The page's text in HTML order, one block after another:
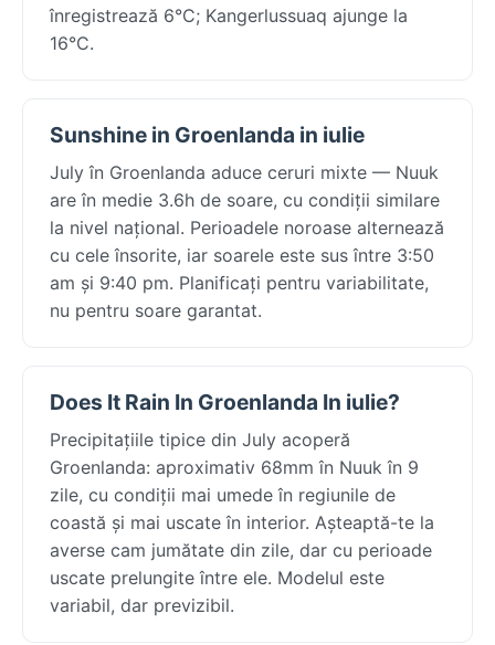
înregistrează 6°C; Kangerlussuaq ajunge la
16°C.
Sunshine in Groenlanda in iulie
July în Groenlanda aduce ceruri mixte — Nuuk
are în medie 3.6h de soare, cu condiții similare
la nivel național. Perioadele noroase alternează
cu cele însorite, iar soarele este sus între 3:50
am și 9:40 pm. Planificați pentru variabilitate,
nu pentru soare garantat.
Does It Rain In Groenlanda In iulie?
Precipitațiile tipice din July acoperă
Groenlanda: aproximativ 68mm în Nuuk în 9
zile, cu condiții mai umede în regiunile de
coastă și mai uscate în interior. Așteaptă-te la
averse cam jumătate din zile, dar cu perioade
uscate prelungite între ele. Modelul este
variabil, dar previzibil.